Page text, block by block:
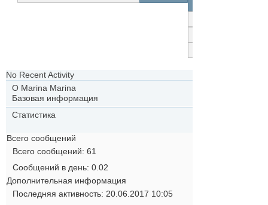
No Recent Activity
О Marina Marina
Базовая информация
Статистика
Всего сообщений
Всего сообщений 61
Сообщений в день 0.02
Дополнительная информация
Последняя активность 20.06.2017 10:05